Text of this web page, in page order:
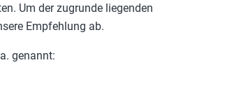
Um der zugrunde liegenden
Empfehlung ab.
genannt: